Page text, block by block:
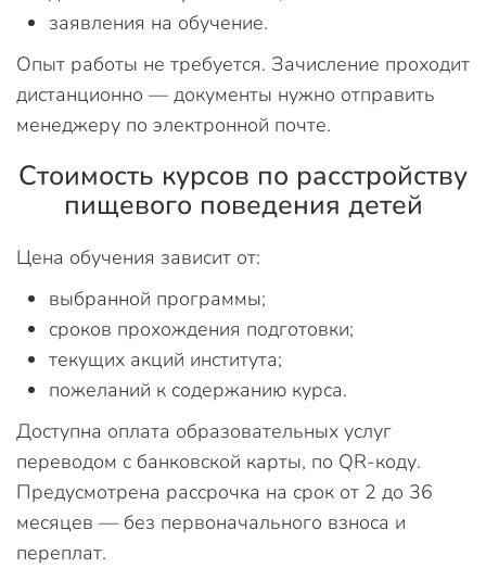
заявления на обучение.
Опыт работы не требуется. Зачисление проходит
дистанционно — документы нужно отправить
менеджеру по электронной почте.
Стоимость курсов по расстройству
пищевого поведения детей
Цена обучения зависит от:
выбранной программы;
сроков прохождения подготовки;
текущих акций института;
пожеланий к содержанию курса.
Доступна оплата образовательных услуг
переводом с банковской карты, по QR-коду.
Предусмотрена рассрочка на срок от 2 до 36
месяцев — без первоначального взноса и
переплат.